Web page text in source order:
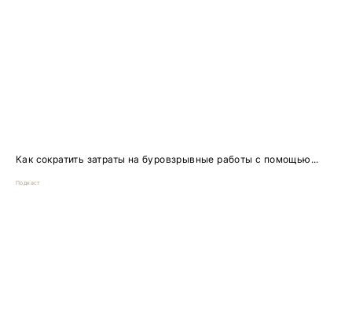
Как сократить затраты на буровзрывные работы с помощью...
Подкаст